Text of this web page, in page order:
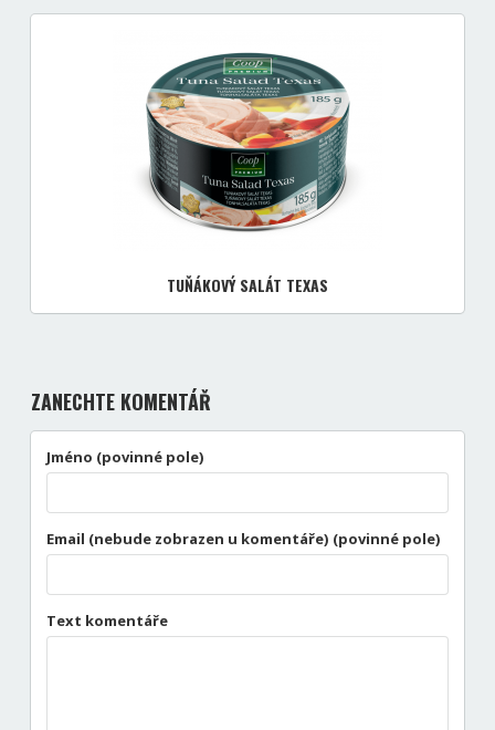
TUŇÁKOVÝ SALÁT TEXAS
ZANECHTE KOMENTÁŘ
Jméno (povinné pole)
Email (nebude zobrazen u komentáře) (povinné pole)
Text komentáře